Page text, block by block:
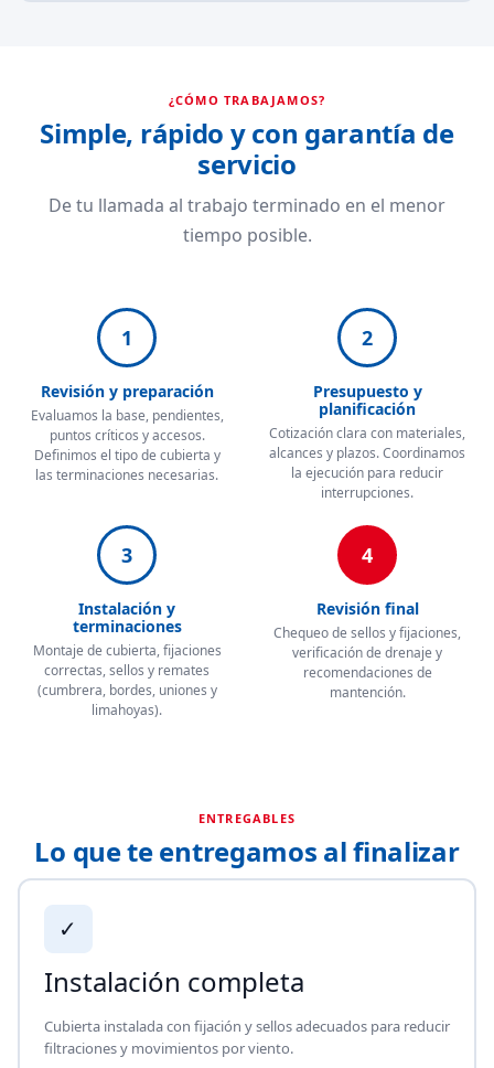
¿CÓMO TRABAJAMOS?
Simple, rápido y con garantía de
servicio
De tu llamada al trabajo terminado en el menor
tiempo posible.
1
Revisión y preparación
Evaluamos la base, pendientes,
puntos críticos y accesos.
Definimos el tipo de cubierta y
las terminaciones necesarias.
2
Presupuesto y
planificación
Cotización clara con materiales,
alcances y plazos. Coordinamos
la ejecución para reducir
interrupciones.
3
Instalación y
terminaciones
Montaje de cubierta, fijaciones
correctas, sellos y remates
(cumbrera, bordes, uniones y
limahoyas).
4
Revisión final
Chequeo de sellos y fijaciones,
verificación de drenaje y
recomendaciones de
mantención.
ENTREGABLES
Lo que te entregamos al finalizar
✓
Instalación completa
Cubierta instalada con fijación y sellos adecuados para reducir
filtraciones y movimientos por viento.